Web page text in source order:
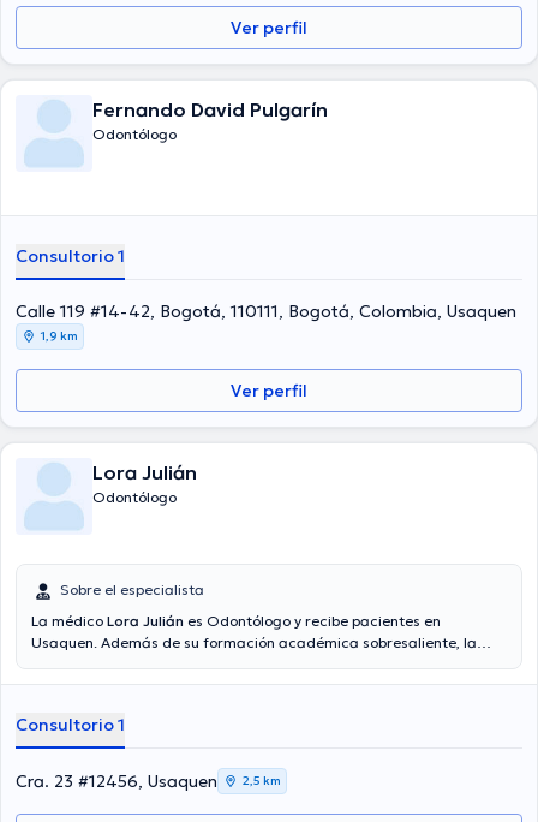
Ver perfil
Fernando David Pulgarín
Odontólogo
Consultorio 1
Calle 119 #14-42, Bogotá, 110111, Bogotá, Colombia, Usaquen
1,9 km
Ver perfil
Lora Julián
Odontólogo
Sobre el especialista
La médico Lora Julián es Odontólogo y recibe pacientes en
Usaquen. Además de su formación académica sobresaliente, la
especialidad. La profesional de la salud cuenta con varios años de
ha desempeñado como miembro de diversas asociaciones médicas.
Lora Julián ha formado parte en diversas conferencias con la meta
de tener una formación continua en su ámbito de especialización y
ha anunciado diversos comunicados. Para finalizar, la profesional
de la salud puede hablar Español en su consultorio.
Consultorio 1
Cra. 23 #12456, Usaquen 2,5 km